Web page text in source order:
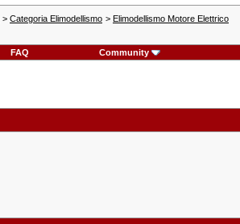
> Categoria Elimodellismo > Elimodellismo Motore Elettrico
FAQ Community